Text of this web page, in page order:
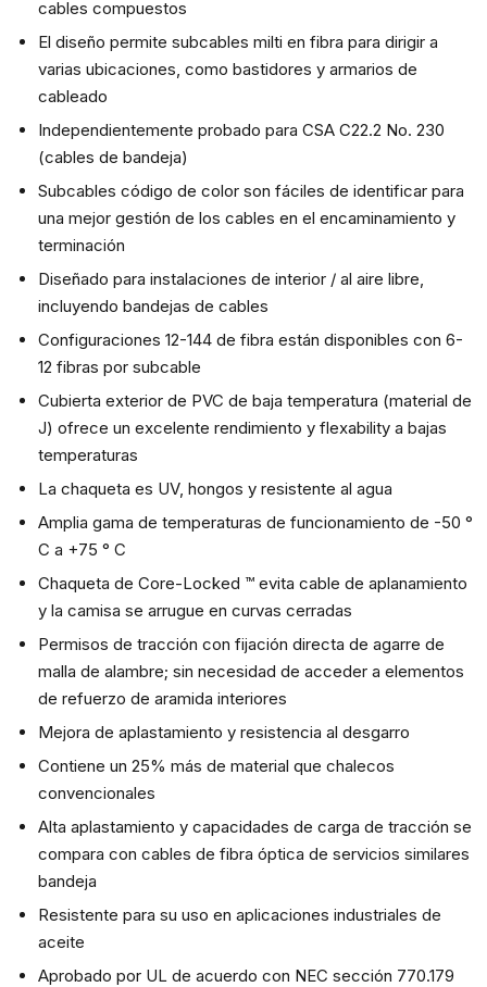
cables compuestos
El diseño permite subcables milti en fibra para dirigir a
varias ubicaciones, como bastidores y armarios de
cableado
Independientemente probado para CSA C22.2 No. 230
(cables de bandeja)
Subcables código de color son fáciles de identificar para
una mejor gestión de los cables en el encaminamiento y
terminación
Diseñado para instalaciones de interior / al aire libre,
incluyendo bandejas de cables
Configuraciones 12-144 de fibra están disponibles con 6-
12 fibras por subcable
Cubierta exterior de PVC de baja temperatura (material de
J) ofrece un excelente rendimiento y flexability a bajas
temperaturas
La chaqueta es UV, hongos y resistente al agua
Amplia gama de temperaturas de funcionamiento de -50 °
C a +75 ° C
Chaqueta de Core-Locked ™ evita cable de aplanamiento
y la camisa se arrugue en curvas cerradas
Permisos de tracción con fijación directa de agarre de
malla de alambre; sin necesidad de acceder a elementos
de refuerzo de aramida interiores
Mejora de aplastamiento y resistencia al desgarro
Contiene un 25% más de material que chalecos
convencionales
Alta aplastamiento y capacidades de carga de tracción se
compara con cables de fibra óptica de servicios similares
bandeja
Resistente para su uso en aplicaciones industriales de
aceite
Aprobado por UL de acuerdo con NEC sección 770.179